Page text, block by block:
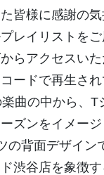
皆様に感謝の
レイリストを
らアクセスいた
ードで再生さ
曲の中から、T
ズンをイメージ
の背面デザイン
渋谷店を象徴す